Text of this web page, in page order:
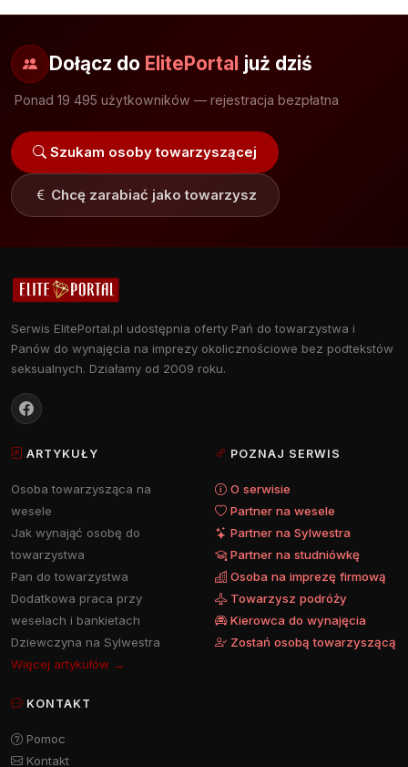
Dołącz do ElitePortal już dziś
Ponad 19 495 użytkowników — rejestracja bezpłatna
Szukam osoby towarzyszącej
Chcę zarabiać jako towarzysz
Serwis ElitePortal.pl udostępnia oferty Pań do towarzystwa i
Panów do wynajęcia na imprezy okolicznościowe bez podtekstów
seksualnych. Działamy od 2009 roku.
ARTYKUŁY
Osoba towarzysząca na
wesele
Jak wynająć osobę do
towarzystwa
Pan do towarzystwa
Dodatkowa praca przy
weselach i bankietach
Dziewczyna na Sylwestra
Więcej artykułów →
POZNAJ SERWIS
O serwisie
Partner na wesele
Partner na Sylwestra
Partner na studniówkę
Osoba na imprezę firmową
Towarzysz podróży
Kierowca do wynajęcia
Zostań osobą towarzyszącą
KONTAKT
Pomoc
Kontakt